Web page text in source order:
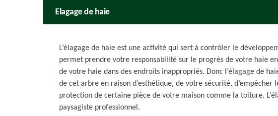
Elagage de haie
L’élagage de haie est une activité qui sert à contrôler le
permet prendre votre responsabilité sur le progrès de votre haie
de votre haie dans des endroits inappropriés. Donc l’élagage de
de cet arbre en raison d’esthétique, de votre sécurité,
protection de certaine pièce de votre maison comme la toiture.
paysagiste professionnel.